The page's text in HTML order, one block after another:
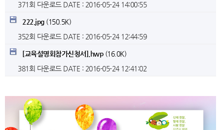
하위메뉴
371회 다운로드 DATE : 2016-05-24 14:00:55
222.jpg(150.5K)
352회 다운로드 DATE : 2016-05-24 12:44:59
[교육설명회참가신청서].hwp(16.0K)
381회 다운로드 DATE : 2016-05-24 12:41:02